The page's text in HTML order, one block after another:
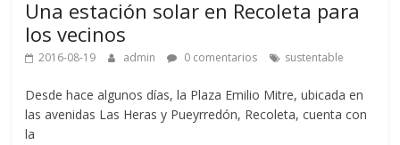
Una estación solar en Recoleta para
los vecinos
2016-08-19 admin 0 comentarios sustentable
Desde hace algunos días, la Plaza Emilio Mitre, ubicada en
las avenidas Las Heras y Pueyrredón, Recoleta, cuenta con
la